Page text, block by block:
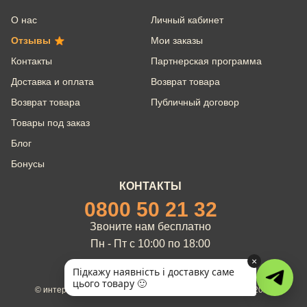
О нас
Отзывы
Контакты
Доставка и оплата
Возврат товара
Товары под заказ
Блог
Бонусы
Личный кабинет
Мои заказы
Партнерская программа
Возврат товара
Публичный договор
КОНТАКТЫ
0800 50 21 32
Звоните нам бесплатно
Пн - Пт с 10:00 по 18:00
© интернет-магазин брендовых товаров Servicio 2012 - 2026
Підкажу наявність і доставку саме
цього товару 🙂
×